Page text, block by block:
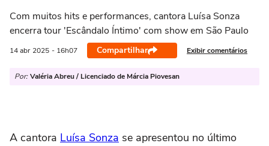
Com muitos hits e performances, cantora Luísa Sonza
encerra tour 'Escândalo Íntimo' com show em São Paulo
14 abr 2025 - 16h07 Compartilhar Exibir comentários
Por: Valéria Abreu / Licenciado de Márcia Piovesan
A cantora Luísa Sonza se apresentou no último